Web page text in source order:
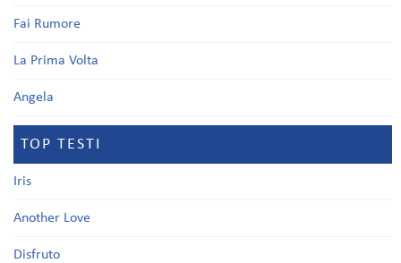
Fai Rumore
La Prima Volta
Angela
TOP TESTI
Iris
Another Love
Disfruto